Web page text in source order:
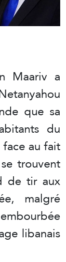
Maariv a
que sa
du
au fait
trouvent
de tir aux
malgré
libanais